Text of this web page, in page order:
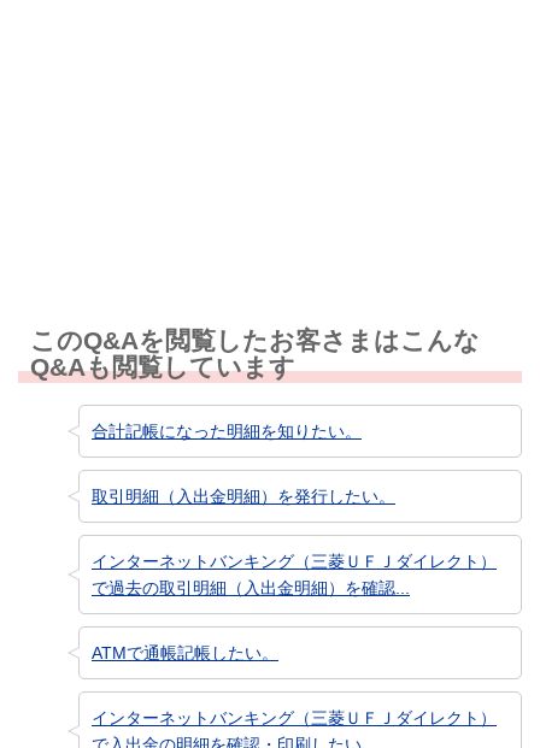
このQ&Aを閲覧したお客さまはこんな
Q&Aも閲覧しています
合計記帳になった明細を知りたい。
取引明細（入出金明細）を発行したい。
インターネットバンキング（三菱ＵＦＪダイレクト）
で過去の取引明細（入出金明細）を確認...
ATMで通帳記帳したい。
インターネットバンキング（三菱ＵＦＪダイレクト）